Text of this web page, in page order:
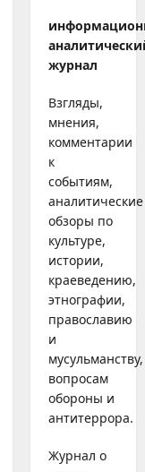
журнал
Взгляды,
мнения,
комментарии
к
событиям,
аналитические
обзоры по
культуре,
истории,
краеведению,
этнографии,
православию
и
мусульманству,
вопросам
обороны и
антитеррора.
Журнал о